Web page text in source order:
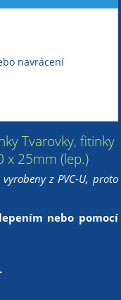
navrácení
Tvarovky, fitinky
x 25mm (lep.)
z PVC-U, proto
nebo pomocí